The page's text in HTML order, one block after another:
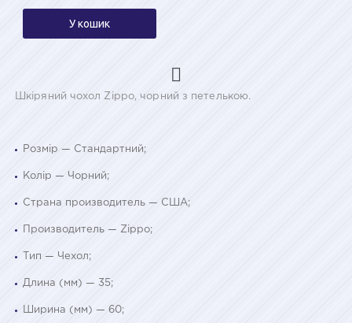
У кошик
Шкіряний чохол Zippo, чорний з петелькою.
Розмір — Стандартний;
Колір — Чорний;
Страна производитель — США;
Производитель — Zippo;
Тип — Чехол;
Длина (мм) — 35;
Ширина (мм) — 60;